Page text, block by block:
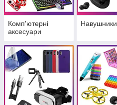
Комп'ютерні
аксесуари
Навушники